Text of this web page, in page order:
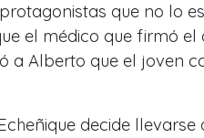
que no lo
el médico que firmó
a Alberto que el joven
decide